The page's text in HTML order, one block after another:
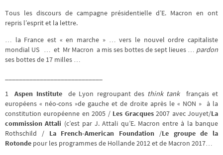
Tous les discours de campagne présidentielle d’E. Macron en ont
repris l’esprit et la lettre.
… la France est « en marche » … vers le nouvel ordre capitaliste
mondial US … et Mr Macron a mis ses bottes de sept lieues … pardon
ses bottes de 17 milles …
1Aspen Institute de Lyon regroupant des think tank
français et
européens « néo-cons »de gauche et de droite après le « NON » à la
constitution européenne en 2005 / Les Gracques2007 avec Jouyet/La
commission Attali (c’est par J. Attali qu’E. Macron entre à la banque
Rothschild / La French-American Foundation /Le groupe de la
Rotonde pour les programmes de Hollande 2012 et de Macron 2017…